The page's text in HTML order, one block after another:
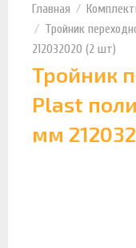
Тройник
212032020 (2 шт)
Тройник
Plast
мм